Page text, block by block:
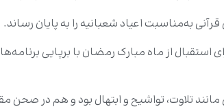
به‌مناسبت اعیاد شعبانیه را به پایان رساند.
استقبال از ماه مبارک رمضان با برپایی
تلاوت، تواشیح و ابتهال بود و هم در صحن